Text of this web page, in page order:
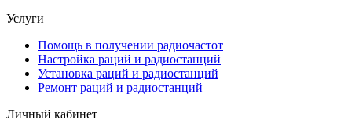
Услуги
Помощь в получении радиочастот
Настройка раций и радиостанций
Установка раций и радиостанций
Ремонт раций и радиостанций
Личный кабинет